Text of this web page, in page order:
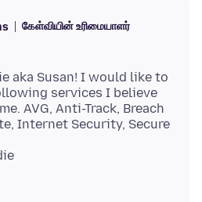
கேள்வியின் உரிமையாளர்
aka Susan! I would like to
services I believe
AVG, Anti-Track, Breach
Internet Security, Secure